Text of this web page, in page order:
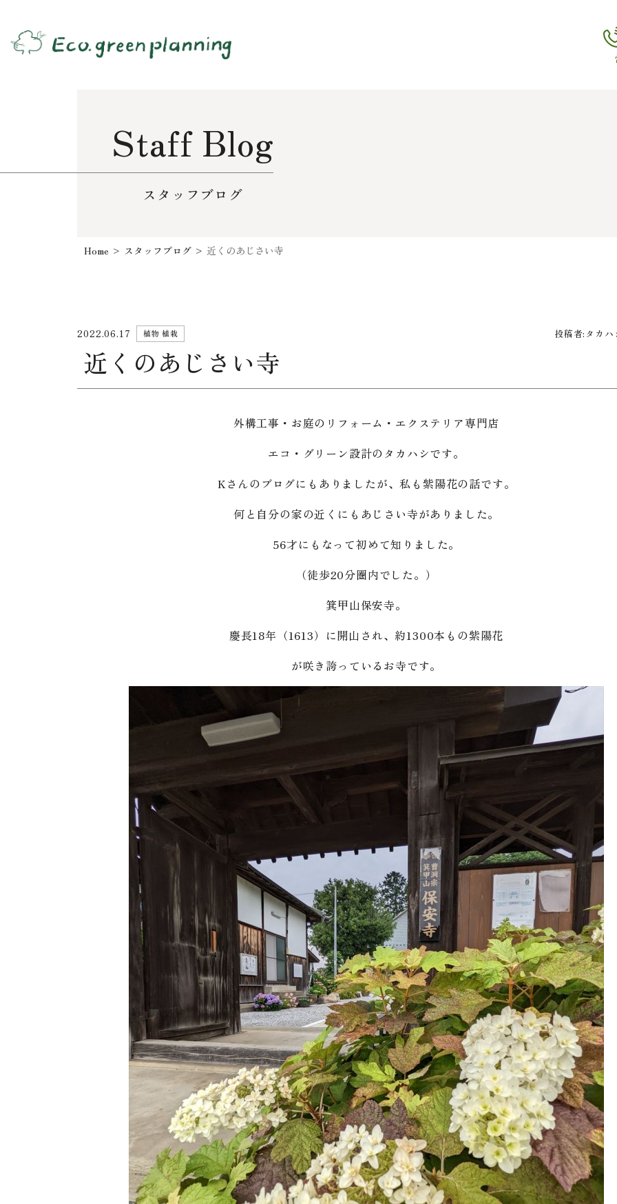
Staff Blog
スタッフブログ
Home > スタッフブログ >近くのあじさい寺
2022.06.17 植物 植栽 投稿者: タカハ
近くのあじさい寺
外構工事・お庭のリフォーム・エクステリア専門店
エコ・グリーン設計のタカハシです。
Kさんのブログにもありましたが、私も紫陽花の話です。
何と自分の家の近くにもあじさい寺がありました。
56才にもなって初めて知りました。
（徒歩20分圏内でした。）
箕甲山保安寺。
慶長18年（1613）に開山され、約1300本もの紫陽花
が咲き誇っているお寺です。